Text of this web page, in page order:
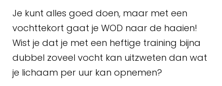
Je kunt alles goed doen, maar met een
vochttekort gaat je WOD naar de haaien!
Wist je dat je met een heftige training bijna
dubbel zoveel vocht kan uitzweten dan wat
je lichaam per uur kan opnemen?